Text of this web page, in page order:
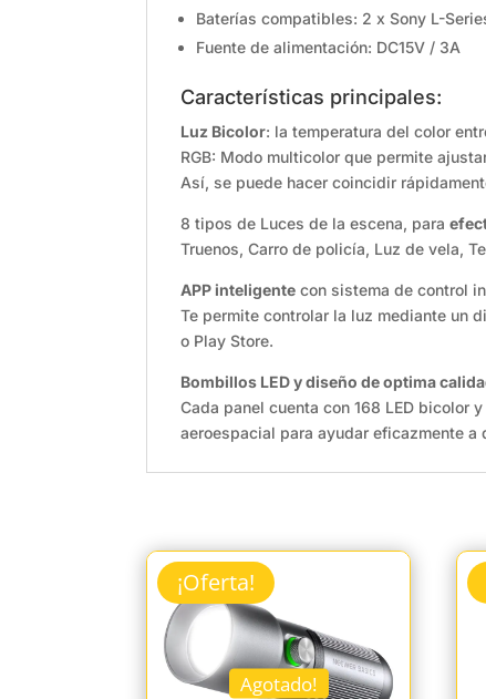
Baterías compatibles: 2 x Sony L-
Fuente de alimentación: DC15V / 3A
Características principales:
Luz Bicolor: la temperatura del color
RGB: Modo multicolor que permite
Así, se puede hacer coincidir
8 tipos de Luces de la escena, para
Truenos, Carro de policía, Luz de vela,
APP inteligente con sistema de control
Te permite controlar la luz mediante un
o Play Store.
Bombillos LED y diseño de optima
Cada panel cuenta con 168 LED bicolor
aeroespacial para ayudar eficazmente a
¡Oferta!
Agotado!